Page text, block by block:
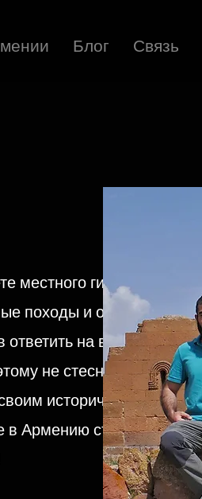
Блог Связь
гида, то
походы и осмотр
ответить на ваши
не стесняйтесь
историческим
в Армению станет